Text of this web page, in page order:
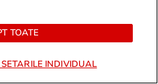
TOATE
INDIVIDUAL